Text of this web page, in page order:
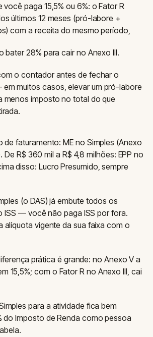
paga 15,5% ou 6%: o Fator R
últimos 12 meses (pró-labore +
com a receita do mesmo período,
bater 28% para cair no Anexo III.
o contador antes de fechar o
muitos casos, elevar um pró-labore
menos imposto no total do que
de faturamento: ME no Simples (Anexo
De R$ 360 mil a R$ 4,8 milhões: EPP no
disso: Lucro Presumido, sempre
(o DAS) já embute todos os
ISS — você não paga ISS por fora.
alíquota vigente da sua faixa com o
prática é grande: no Anexo V a
15,5%; com o Fator R no Anexo III, cai
para a atividade fica bem
do Imposto de Renda como pessoa